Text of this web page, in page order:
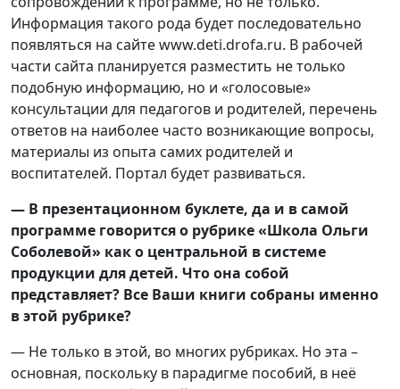
Информация такого рода будет последовательно
появляться на сайте www.deti.drofa.ru. В рабочей
части сайта планируется разместить не только
подобную информацию, но и «голосовые»
консультации для педагогов и родителей, перечень
ответов на наиболее часто возникающие вопросы,
материалы из опыта самих родителей и
воспитателей. Портал будет развиваться.
— В презентационном буклете, да и в самой
программе говорится о рубрике «Школа Ольги
Соболевой» как о центральной в системе
продукции для детей. Что она собой
представляет? Все Ваши книги собраны именно
в этой рубрике?
— Не только в этой, во многих рубриках. Но эта –
основная, поскольку в парадигме пособий, в неё